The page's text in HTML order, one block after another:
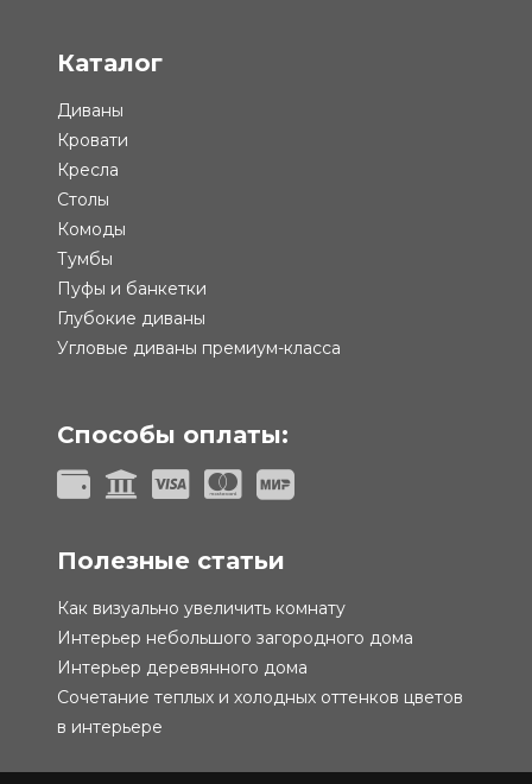
Каталог
Диваны
Кровати
Кресла
Столы
Комоды
Тумбы
Пуфы и банкетки
Глубокие диваны
Угловые диваны премиум-класса
Способы оплаты:
Полезные статьи
Как визуально увеличить комнату
Интерьер небольшого загородного дома
Интерьер деревянного дома
Сочетание теплых и холодных оттенков цветов
в интерьере